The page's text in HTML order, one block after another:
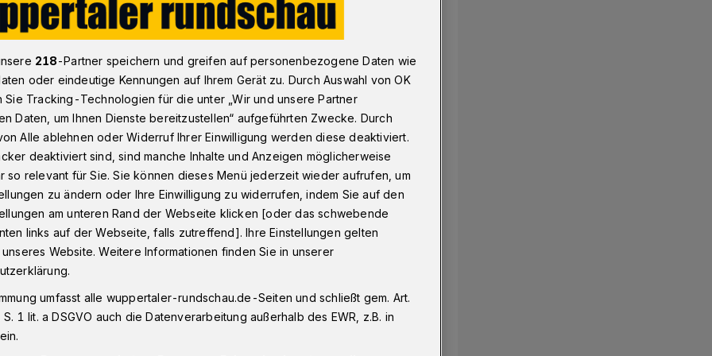
richtigen Personen am richtigen Platz“​
Personen
SPD freut sich, dass sie bei der
Bialas, Dilek Engin und Josef
gewonnen hat.
218-Partner speichern und greifen auf personenbezogene Daten wie
oder eindeutige Kennungen auf Ihrem Gerät zu. Durch Auswahl von OK
Sie Tracking-Technologien für die unter „Wir und unsere Partner
Daten, um Ihnen Dienste bereitzustellen“ aufgeführten Zwecke. Durch
Alle ablehnen oder Widerruf Ihrer Einwilligung werden diese deaktiviert.
deaktiviert sind, sind manche Inhalte und Anzeigen möglicherweise
so relevant für Sie. Sie können dieses Menü jederzeit wieder aufrufen, um
zu ändern oder Ihre Einwilligung zu widerrufen, indem Sie auf den
am unteren Rand der Webseite klicken [oder das schwebende
links auf der Webseite, falls zutreffend]. Ihre Einstellungen gelten
Website. Weitere Informationen finden Sie in unserer
umfasst alle wuppertaler-rundschau.de-Seiten und schließt gem. Art.
1 lit. a DSGVO auch die Datenverarbeitung außerhalb des EWR, z.B. in